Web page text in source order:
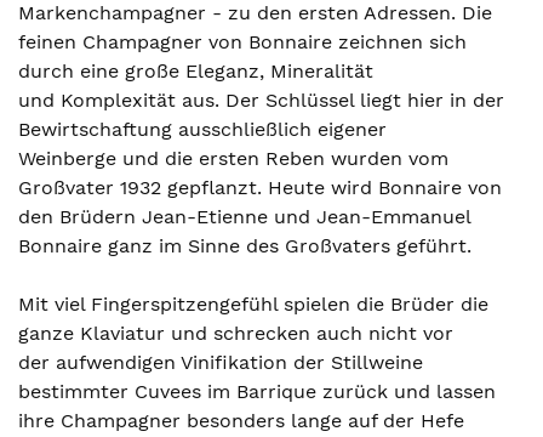
Markenchampagner - zu den ersten Adressen. Die
feinen Champagner von Bonnaire zeichnen sich
durch eine große Eleganz, Mineralität
und Komplexität aus. Der Schlüssel liegt hier in der
Bewirtschaftung ausschließlich eigener
Weinberge und die ersten Reben wurden vom
Großvater 1932 gepflanzt. Heute wird Bonnaire von
den Brüdern Jean-Etienne und Jean-Emmanuel
Bonnaire ganz im Sinne des Großvaters geführt.
Mit viel Fingerspitzengefühl spielen die Brüder die
ganze Klaviatur und schrecken auch nicht vor
der aufwendigen Vinifikation der Stillweine
bestimmter Cuvees im Barrique zurück und lassen
ihre Champagner besonders lange auf der Hefe